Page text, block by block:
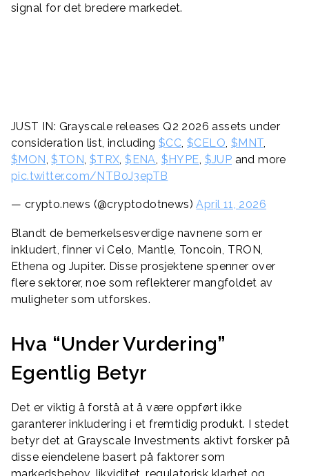
signal for det bredere markedet.
JUST IN: Grayscale releases Q2 2026 assets under
consideration list, including $CC ,$CELO $MNT
$MON ,$TON $TRX ,$ENA $HYPE $JUP and more
pic.twitter.com/NTB0J3epTB
— crypto.news (@cryptodotnews)April 11, 2026
Blandt de bemerkelsesverdige navnene som er
inkludert, finner vi Celo, Mantle, Toncoin, TRON,
Ethena og Jupiter. Disse prosjektene spenner over
flere sektorer, noe som reflekterer mangfoldet av
muligheter som utforskes.
Hva “Under Vurdering”
Egentlig Betyr
Det er viktig å forstå at å være oppført ikke
garanterer inkludering i et fremtidig produkt. I stedet
betyr det at Grayscale Investments aktivt forsker på
disse eiendelene basert på faktorer som